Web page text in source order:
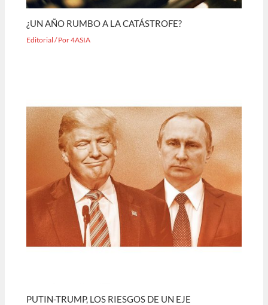
¿UN AÑO RUMBO A LA CATÁSTROFE?
Editorial / Por4ASIA
PUTIN-TRUMP, LOS RIESGOS DE UN EJE